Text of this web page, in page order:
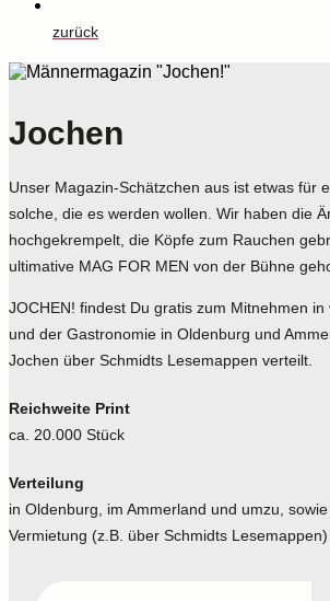
zurück
Jochen
Unser Magazin-Schätzchen aus ist etwas für
solche, die es werden wollen. Wir haben die
hochgekrempelt, die Köpfe zum Rauchen
ultimative MAG FOR MEN von der Bühne
JOCHEN! findest Du gratis zum Mitnehmen in
und der Gastronomie in Oldenburg und
Jochen über Schmidts Lesemappen verteilt.
Reichweite Print
ca. 20.000 Stück
Verteilung
in Oldenburg, im Ammerland und umzu,
Vermietung (z.B. über Schmidts Lesemappen)